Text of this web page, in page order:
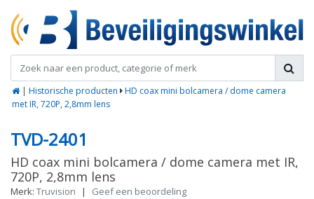
| Historische producten
HD coax mini bolcamera / dome camera
met IR, 720P, 2,8mm lens
TVD-2401
HD coax mini bolcamera / dome camera met IR,
720P, 2,8mm lens
Merk: Truvision | Geef een beoordeling